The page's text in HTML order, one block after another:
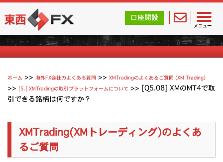
メニュー
東西FX｜海外FX会社（ブローカー）の無料口座開設サポ
口座開設
XMTradingのよくあるご質問
ホーム >>海外FX会社のよくある質問 >>XMTradingのよくあるご質問 (XM Trading）
>> [5.] XMTradingの取引プラットフォームについて >> [Q5.08] XMのMT4で取
引できる銘柄は何ですか？
XMTrading(XMトレーディング)のよくあ
るご質問